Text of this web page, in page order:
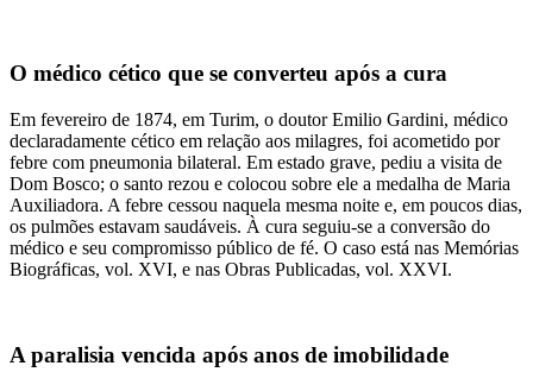
O médico cético que se converteu após a cura
Em fevereiro de 1874, em Turim, o doutor Emilio Gardini, médico
declaradamente cético em relação aos milagres, foi acometido por
febre com pneumonia bilateral. Em estado grave, pediu a visita de
Dom Bosco; o santo rezou e colocou sobre ele a medalha de Maria
Auxiliadora. A febre cessou naquela mesma noite e, em poucos dias,
os pulmões estavam saudáveis. À cura seguiu-se a conversão do
médico e seu compromisso público de fé. O caso está nas Memórias
Biográficas, vol. XVI, e nas Obras Publicadas, vol. XXVI.
A paralisia vencida após anos de imobilidade